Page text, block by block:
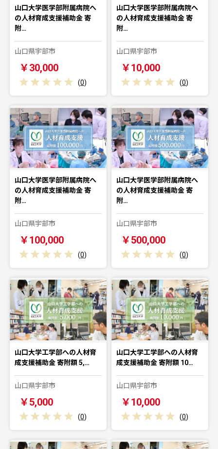
山口大学医学部附属病院へ
の人材育成支援補助金 寄
附…
山口県宇部市
￥30,000
(0)
山口大学医学部附属病院へ
の人材育成支援補助金 寄
附…
山口県宇部市
￥10,000
(0)
山口大学医学部附属病院へ
の人材育成支援補助金 寄
附…
山口県宇部市
￥100,000
(0)
山口大学医学部附属病院へ
の人材育成支援補助金 寄
附…
山口県宇部市
￥500,000
(0)
山口大学工学部への人材育
成支援補助金 寄附額 5,…
山口県宇部市
￥5,000
(0)
山口大学工学部への人材育
成支援補助金 寄附額 10…
山口県宇部市
￥10,000
(0)